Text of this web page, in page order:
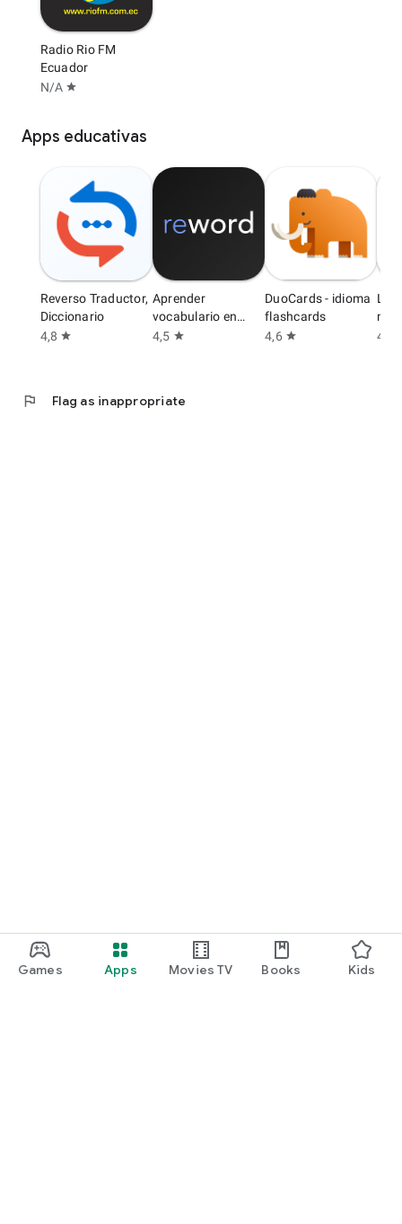
Games Apps Movies TV Books Kids
Radio Rio FM
Ecuador
N/A star
Apps educativas
Reverso Traductor,
Diccionario
4,8 star
Aprender
vocabulario en
Inglés
4,5 star
DuoCards - idioma
flashcards
4,6 star
min
4,6
flag Flag as inappropriate